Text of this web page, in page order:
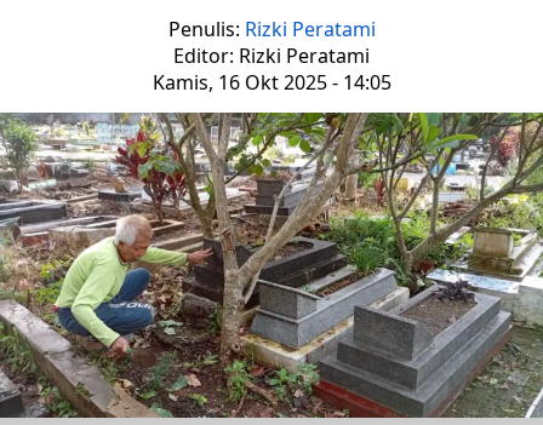
Penulis: Rizki Peratami
Editor: Rizki Peratami
Kamis, 16 Okt 2025 - 14:05